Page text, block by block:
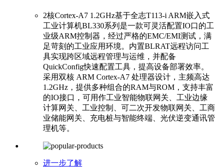
2核Cortex-A7 1.2GHz基于全志T113-i ARM嵌入式
工业计算机BL330系列是一款可灵活配置IO口的工
业级ARM控制器，经过严格的EMC/EMI测试，满
足苛刻的工业应用环境。内置BLRAT远程访问工
具实现跨区域远程管理与运维，并配备
QuickConfig快速配置工具，提高设备部署效率。
采用双核 ARM Cortex-A7 处理器设计，主频高达
1.2GHz，提供多种组合的RAM与ROM，支持丰富
的IO接口，可用作工业智能物联网关、工业边缘
计算网关、工业控制、可二次开发物联网关、工商
业储能网关、充电桩与智能终端、光伏逆变通讯管
理机等。
进一步了解